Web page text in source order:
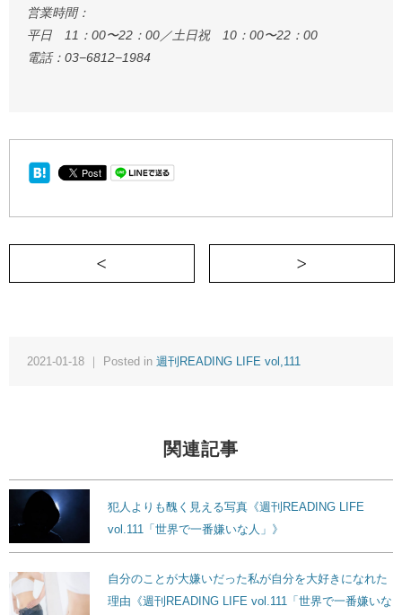
営業時間：
平日 11：00〜22：00／土日祝 10：00〜22：00
電話：03−6812−1984
＜ 名前を聞くだけでもお腹を下してしま
2021-01-18 ｜ Posted in 週刊READING LIFE vol,111
関連記事
犯人よりも醜く見える写真《週刊READING LIFE
vol.111「世界で一番嫌いな人」》
自分のことが大嫌いだった私が自分を大好きになれた
理由《週刊READING LIFE vol.111「世界で一番嫌いな